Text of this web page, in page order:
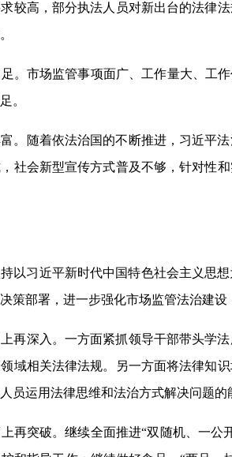
较高，部分执法人员对新出台的法律
足。市场监管事项面广、工作量大、工
。
。随着依法治国的不断推进， 习近平
社会新型宣传方式普及不够，针对性
以习近平新时代中国特色社会主义思
策部署，进一步强化市场监管法治建设
上再深入。一方面紧抓领导干部带头学
域相关法律法规。另一方面将法律知
员运用法律思维和法治方式解决问题的
上再突破。继续全面推进“双随机、一